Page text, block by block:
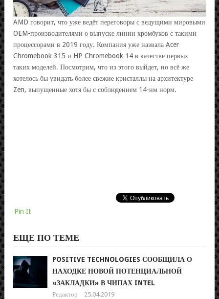
AMD говорит, что уже ведёт переговоры с ведущими мировыми
OEM-производителями о выпуске линии хромбуков с такими
процессорами в 2019 году. Компания уже назвала Acer
Chromebook 315 и HP Chromebook 14 в качестве первых
таких моделей. Посмотрим, что из этого выйдет, но всё же
хотелось бы увидать более свежие кристаллы на архитектуре
Zen, выпущенные хотя бы с соблюдением 14-нм норм.
Pin It
ЕЩЕ ПО ТЕМЕ
POSITIVE TECHNOLOGIES СООБЩИЛА О
НАХОДКЕ НОВОЙ ПОТЕНЦИАЛЬНОЙ
«ЗАКЛАДКИ» В ЧИПАХ INTEL
Редактор 25.04.2019